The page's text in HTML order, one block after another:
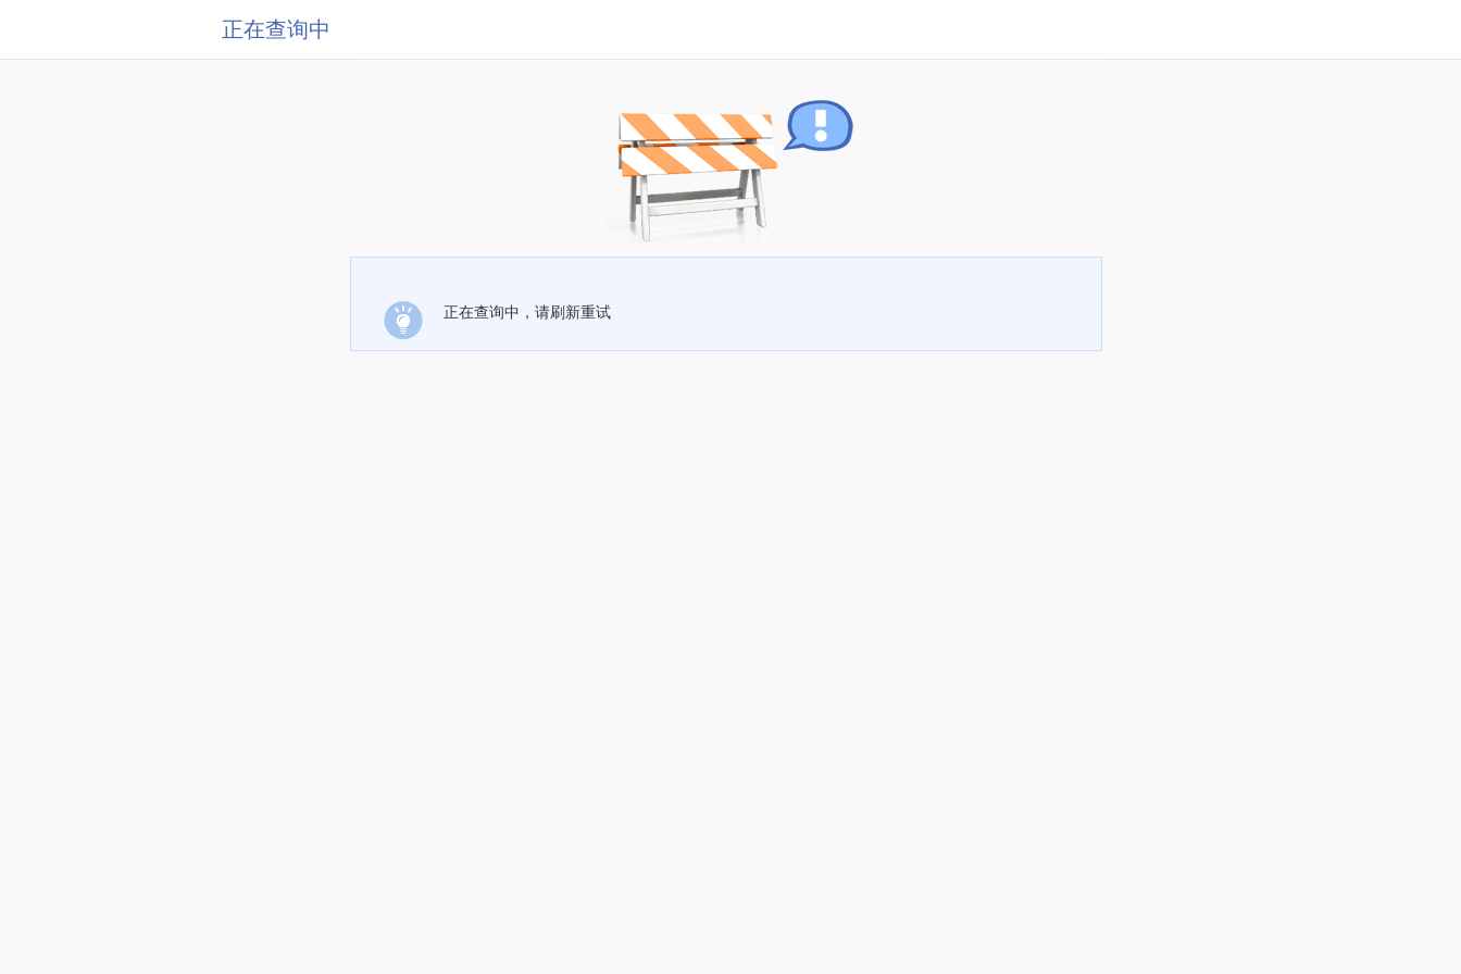
正在查询中
正在查询中，请刷新重试